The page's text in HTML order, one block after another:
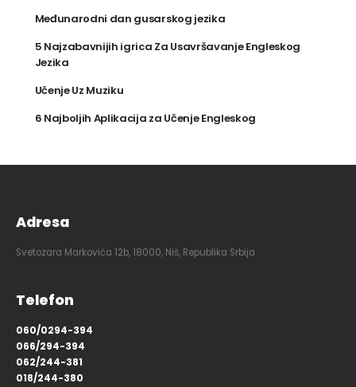
Međunarodni dan gusarskog jezika
5 Najzabavnijih igrica Za Usavršavanje Engleskog
Jezika
Učenje Uz Muziku
6 Najboljih Aplikacija za Učenje Engleskog
Adresa
Svetozara Markovića 12b, 18000, Niš, Republika Srbija
Telefon
060/0294-394
066/294-394
062/244-381
018/244-380